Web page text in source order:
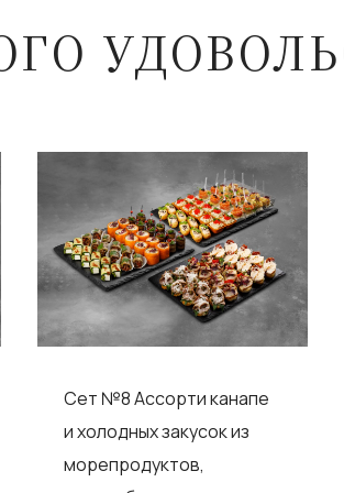
Сет №8 Ассорти канапе
и холодных закусок из
морепродуктов,